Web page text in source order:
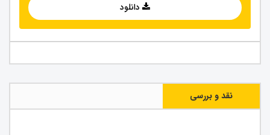
دانلود
نقد و بررسی